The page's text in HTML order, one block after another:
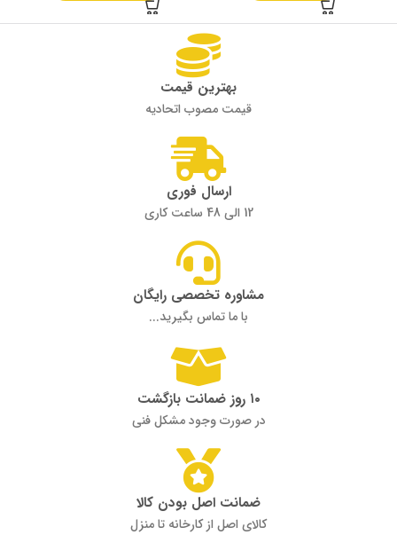
بهترین قیمت
قیمت مصوب اتحادیه
ارسال فوری
12 الی 48 ساعت کاری
مشاوره تخصصی رایگان
با ما تماس بگیرید...
۱۰ روز ضمانت بازگشت
در صورت وجود مشکل فنی
ضمانت اصل بودن کالا
کالای اصل از کارخانه تا منزل